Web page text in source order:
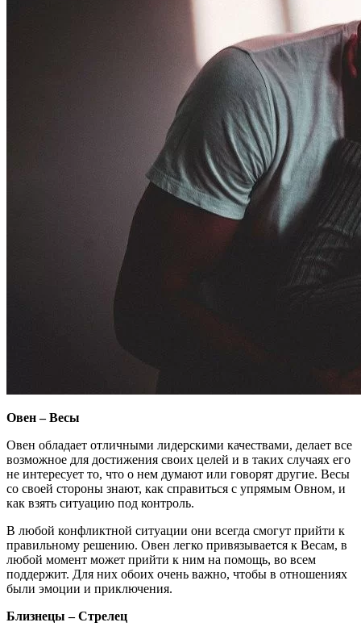
Овен – Весы
Овен обладает отличными лидерскими качествами, делает все
возможное для достижения своих целей и в таких случаях его
не интересует то, что о нем думают или говорят другие. Весы
со своей стороны знают, как справиться с упрямым Овном, и
как взять ситуацию под контроль.
В любой конфликтной ситуации они всегда смогут прийти к
правильному решению. Овен легко привязывается к Весам, в
любой момент может прийти к ним на помощь, во всем
поддержит. Для них обоих очень важно, чтобы в отношениях
были эмоции и приключения.
Близнецы – Стрелец